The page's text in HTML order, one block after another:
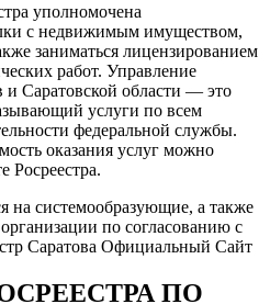
уполномочена
с недвижимым имуществом,
заниматься лицензированием
работ. Управление
и Саратовской области — это
услуги по всем
федеральной службы.
оказания услуг можно
Росреестра.
на системообразующие, а также
по согласованию с
Саратова Официальный Сайт
ПО